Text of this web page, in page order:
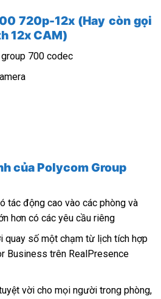
720p-12x (Hay còn gọi
12x CAM)
700 codec
của Polycom Group
tác động cao vào các phòng và
hơn có các yêu cầu riêng
quay số một chạm từ lịch tích hợp
Business trên RealPresence
vời cho mọi người trong phòng,